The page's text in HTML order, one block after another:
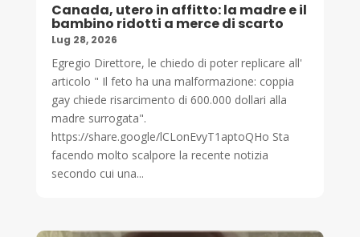
Canada, utero in affitto: la madre e il
bambino ridotti a merce di scarto
Lug 28, 2026
Egregio Direttore, le chiedo di poter replicare all'
articolo " Il feto ha una malformazione: coppia
gay chiede risarcimento di 600.000 dollari alla
madre surrogata".
https://share.google/lCLonEvyT1aptoQHo Sta
facendo molto scalpore la recente notizia
secondo cui una...